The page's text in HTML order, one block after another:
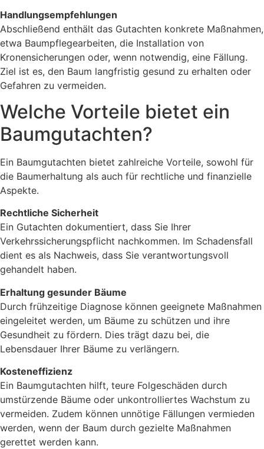
Handlungsempfehlungen
Abschließend enthält das Gutachten konkrete Maßnahmen,
etwa Baumpflegearbeiten, die Installation von
Kronensicherungen oder, wenn notwendig, eine Fällung.
Ziel ist es, den Baum langfristig gesund zu erhalten oder
Gefahren zu vermeiden.
Welche Vorteile bietet ein
Baumgutachten?
Ein Baumgutachten bietet zahlreiche Vorteile, sowohl für
die Baumerhaltung als auch für rechtliche und finanzielle
Aspekte.
Rechtliche Sicherheit
Ein Gutachten dokumentiert, dass Sie Ihrer
Verkehrssicherungspflicht nachkommen. Im Schadensfall
dient es als Nachweis, dass Sie verantwortungsvoll
gehandelt haben.
Erhaltung gesunder Bäume
Durch frühzeitige Diagnose können geeignete Maßnahmen
eingeleitet werden, um Bäume zu schützen und ihre
Gesundheit zu fördern. Dies trägt dazu bei, die
Lebensdauer Ihrer Bäume zu verlängern.
Kosteneffizienz
Ein Baumgutachten hilft, teure Folgeschäden durch
umstürzende Bäume oder unkontrolliertes Wachstum zu
vermeiden. Zudem können unnötige Fällungen vermieden
werden, wenn der Baum durch gezielte Maßnahmen
gerettet werden kann.